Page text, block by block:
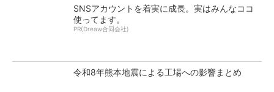
SNSアカウントを着実に成長。実はみんなココ
使ってます。
PR(Dreaw合同会社)
令和8年熊本地震による工場への影響まとめ